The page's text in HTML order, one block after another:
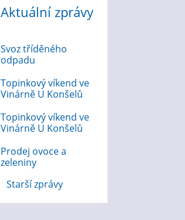
Aktuální zprávy
Svoz tříděného
odpadu
Topinkový víkend ve
Vinárně U Konšelů
Topinkový víkend ve
Vinárně U Konšelů
Prodej ovoce a
zeleniny
Starší zprávy